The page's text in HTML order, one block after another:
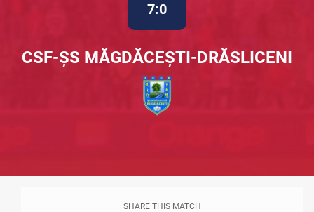
7:0
CSF-ȘS MĂGDĂCEȘTI-DRĂSLICENI
SHARE THIS MATCH